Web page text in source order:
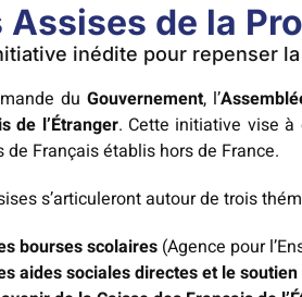
Assises de la
inédite pour repenser
du Gouvernement, l’
de l’Étranger. Cette initiative vise
de Français établis hors de France.
s’articuleront autour de trois
bourses scolaires (Agence pour
aides sociales directes et le